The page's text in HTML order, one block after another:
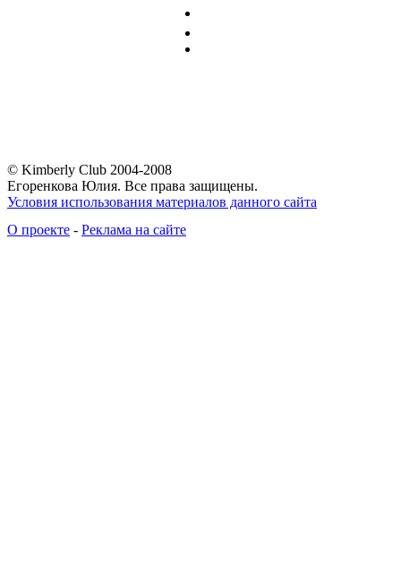
© Kimberly Club 2004-2008
Егоренкова Юлия. Все права защищены.
Условия использования материалов данного сайта
О проекте - Реклама на сайте